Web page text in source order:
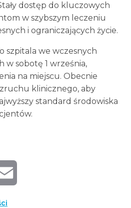
dostęp do kluczowych
w szybszym leczeniu
i ograniczających życie.
szpitala we wczesnych
w sobotę 1 września,
na miejscu. Obecnie
klinicznego, aby
standard środowiska